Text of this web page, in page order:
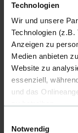
Technologien
Wir und unsere
Technologien
Anzeigen zu
Medien anbieten
Website zu
essenziell,
und das
Außerdem geben
Notwendig
Verpassen Sie